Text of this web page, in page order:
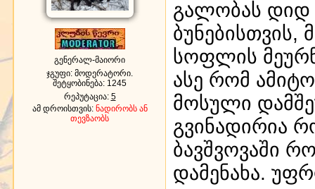
გენერალ-მაიორი
ჯგუფი: მოდერატორი.
შეტყობინება: 1245
რეპუტაცია: 5
ამ დროისთვის: ნადირობს ან
თევზაობს
გალობას დიდ
სოფლის
ასე რომ
მოსული
გვინადირია
ბავშვოვაში
დამენახა.